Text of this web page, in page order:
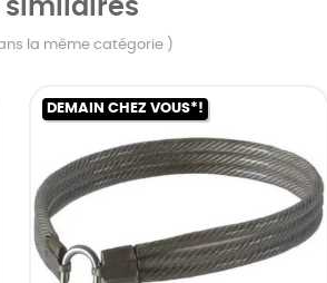
similaires
la même catégorie )
DEMAIN CHEZ VOUS*!